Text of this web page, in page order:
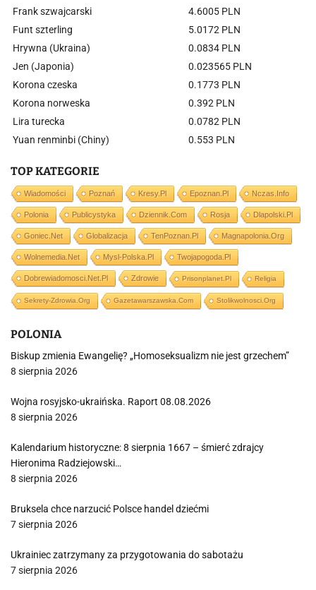
Frank szwajcarski
4.6005 PLN
Funt szterling
5.0172 PLN
Hrywna (Ukraina)
0.0834 PLN
Jen (Japonia)
0.023565 PLN
Korona czeska
0.1773 PLN
Korona norweska
0.392 PLN
Lira turecka
0.0782 PLN
Yuan renminbi (Chiny)
0.553 PLN
TOP KATEGORIE
Wiadomości Poznań Kresy.pl Epoznan.pl Nczas.info
Polonia Publicystyka Dziennik.com Rosja Dlapolski.pl
Goniec.net Globalizacja TenPoznan.pl Magnapolonia.org
Wolnemedia.net Mysl-Polska.pl Twojapogoda.pl
Dobrewiadomosci.net.pl Zdrowie Prisonplanet.pl Religia
Sekrety-Zdrowia.org Gazetawarszawska.com Stolikwolnosci.org
POLONIA
Biskup zmienia Ewangelię? „Homoseksualizm nie jest grzechem”
8 sierpnia 2026
Wojna rosyjsko-ukraińska. Raport 08.08.2026
8 sierpnia 2026
Kalendarium historyczne: 8 sierpnia 1667 – śmierć zdrajcy
Hieronima Radziejowski…
8 sierpnia 2026
Bruksela chce narzucić Polsce handel dziećmi
7 sierpnia 2026
Ukrainiec zatrzymany za przygotowania do sabotażu
7 sierpnia 2026